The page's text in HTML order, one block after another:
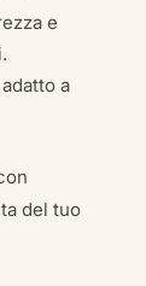
e
a
del tuo